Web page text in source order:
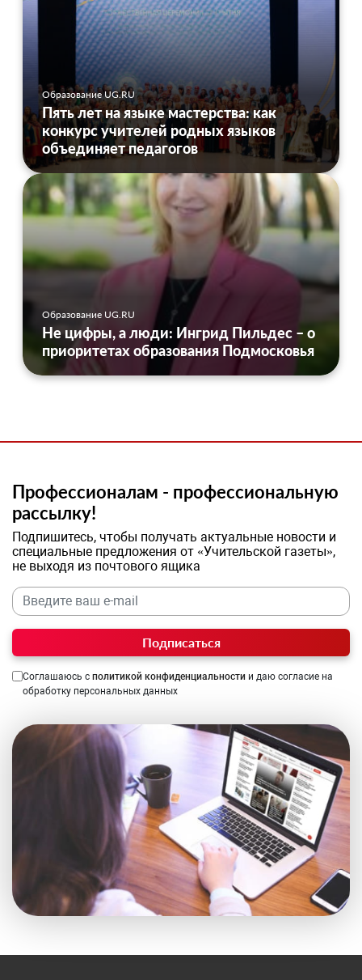
Образование UG.RU
Пять лет на языке мастерства: как
конкурс учителей родных языков
объединяет педагогов
Образование UG.RU
Не цифры, а люди: Ингрид Пильдес – о
приоритетах образования Подмосковья
Профессионалам - профессиональную
рассылку!
Подпишитесь, чтобы получать актуальные новости и
специальные предложения от «Учительской газеты»,
не выходя из почтового ящика
Подписаться
Соглашаюсь с политикой конфиденциальности и даю согласие на
обработку персональных данных